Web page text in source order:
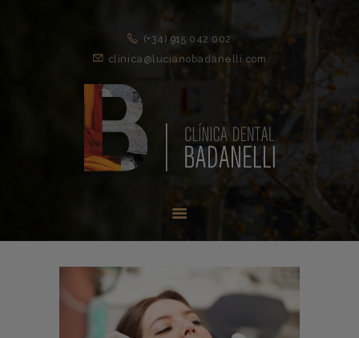
(+34) 915 042 002
clinica@lucianobadanelli.com
EQUIPO
NOVEDADES